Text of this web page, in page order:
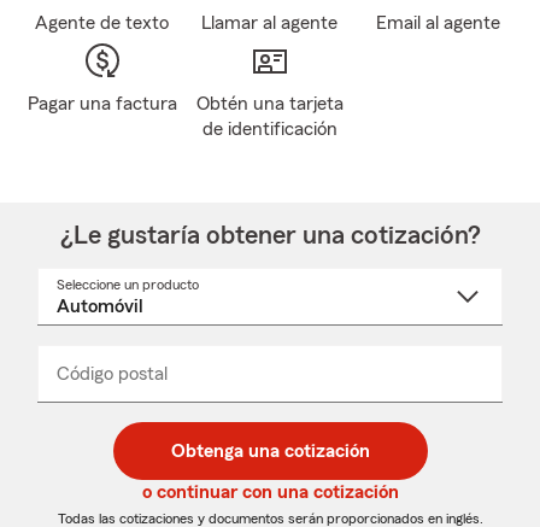
Agente de texto Llamar al agente Email al agente
Pagar una factura
Obtén una tarjeta
de identificación
¿Le gustaría obtener una cotización?
Seleccione un producto
desplegable
Código postal
de
5
dígitos
de
5
dígitos
_____
Obtenga una cotización
o continuar con una cotización
Todas las cotizaciones y documentos serán proporcionados en inglés.